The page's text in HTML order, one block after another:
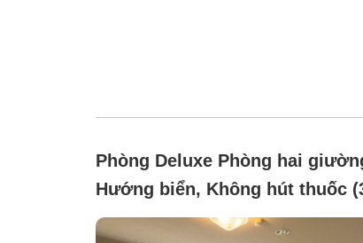
Phòng Deluxe Phòng hai
Hướng biển, Không hút thuốc
mét vuông có máy massage)